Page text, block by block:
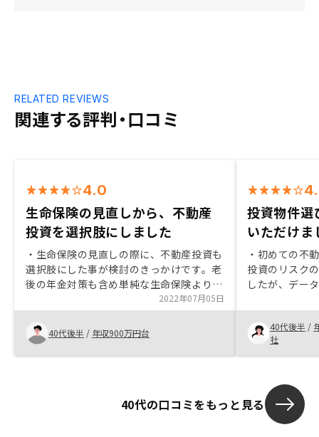
関連する評判・口コミ
RELATED REVIEWS
4.0
生命保険の見直しから、不動産
投資を選択肢にしました
・生命保険の見直しの際に、不動産投資も
選択肢にした事が検討のきっかけです。老
後の年金対策も含め単純な生命保険よりも
良いと判断し物件購入に至りました。 ・
リノシーにしたのは他社と比べデジタル化
が進んでおり、色々と理にかなったシステ
ムや体制と感じ、企業としての成長性も加
味し、リノシーを選びました。 ・契約手
2022年07月05日
40代後半 / 年収900万円台
投資物件選
いただけま
・初めての不
投資のリスク
したが、デー
ました。 ・一
異なるRenosy
リスクに対し
・担当チーム(
り、不明点に
説明をしてい
紹介された翌
40代後半 /
社
40代の口コミをもっと見る